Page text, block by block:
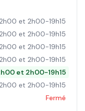
et 2h00-19h15
et 2h00-19h15
et 2h00-19h15
et 2h00-19h15
et 2h00-19h15
et 2h00-19h15
Fermé